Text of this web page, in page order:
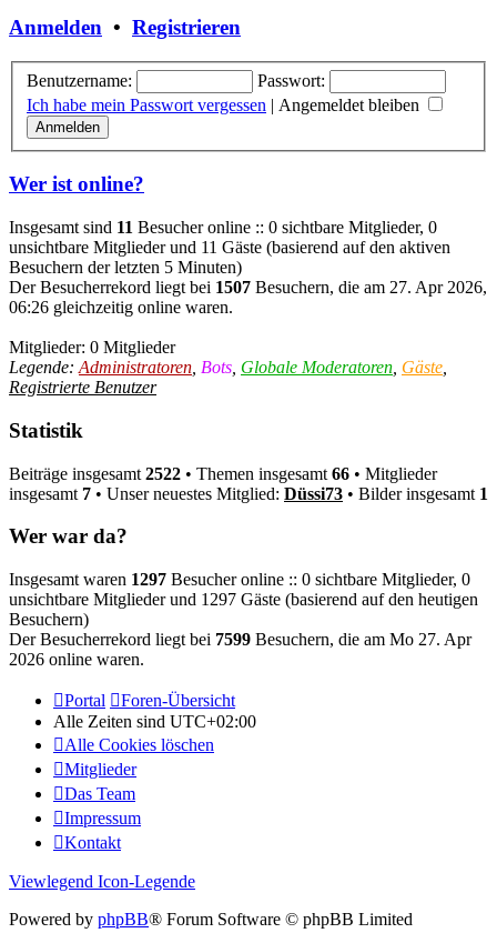
Anmelden • Registrieren
Benutzername:
Passwort:
Ich habe mein Passwort vergessen | Angemeldet bleiben
Wer ist online?
Insgesamt sind 11 Besucher online :: 0 sichtbare Mitglieder, 0
unsichtbare Mitglieder und 11 Gäste (basierend auf den aktiven
Besuchern der letzten 5 Minuten)
Der Besucherrekord liegt bei 1507 Besuchern, die am 27. Apr 2026,
06:26 gleichzeitig online waren.
Mitglieder: 0 Mitglieder
Legende: Administratoren Bots Globale Moderatoren Gäste
Registrierte Benutzer
Statistik
Beiträge insgesamt 2522 • Themen insgesamt 66 • Mitglieder
insgesamt 7 • Unser neuestes Mitglied: Düssi73 • Bilder insgesamt 1
Wer war da?
Insgesamt waren 1297 Besucher online :: 0 sichtbare Mitglieder, 0
unsichtbare Mitglieder und 1297 Gäste (basierend auf den heutigen
Besuchern)
Der Besucherrekord liegt bei 7599 Besuchern, die am Mo 27. Apr
2026 online waren.
Portal
Foren-Übersicht
Alle Zeiten sind UTC+02:00
Alle Cookies löschen
Mitglieder
Das Team
Impressum
Kontakt
Viewlegend Icon-Legende
Powered by phpBB® Forum Software © phpBB Limited